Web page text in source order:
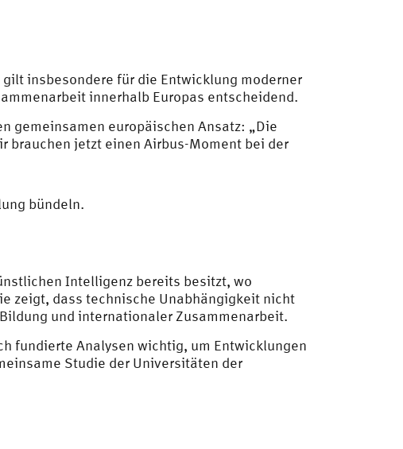
insbesondere für die Entwicklung moderner
innerhalb Europas entscheidend.
gemeinsamen europäischen Ansatz: „Die
brauchen jetzt einen Airbus-Moment bei der
bündeln.
Intelligenz bereits besitzt, wo
zeigt, dass technische Unabhängigkeit nicht
und internationaler Zusammenarbeit.
fundierte Analysen wichtig, um Entwicklungen
Studie der Universitäten der